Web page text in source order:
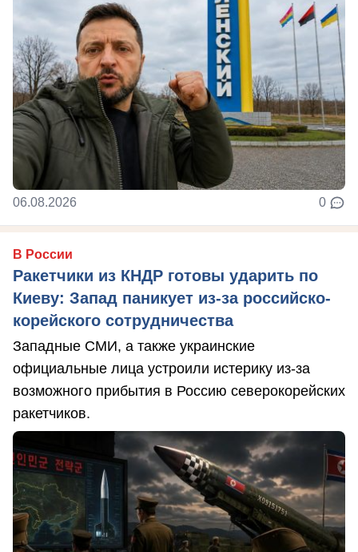
06.08.2026 0
В России
Ракетчики из КНДР готовы ударить по
Киеву: Запад паникует из-за российско-
корейского сотрудничества
Западные СМИ, а также украинские
официальные лица устроили истерику из-за
возможного прибытия в Россию северокорейских
ракетчиков.